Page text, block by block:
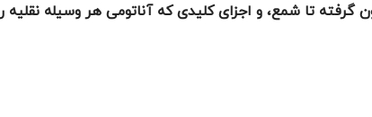
گرفته تا شمع، و اجزای کلیدی که آناتومی هر وسیله